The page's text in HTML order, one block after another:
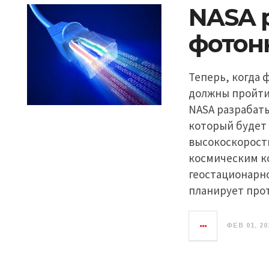
NASA
Теперь, когда
должны
NASA
который
космическим
планирует
ФЕВ 01,